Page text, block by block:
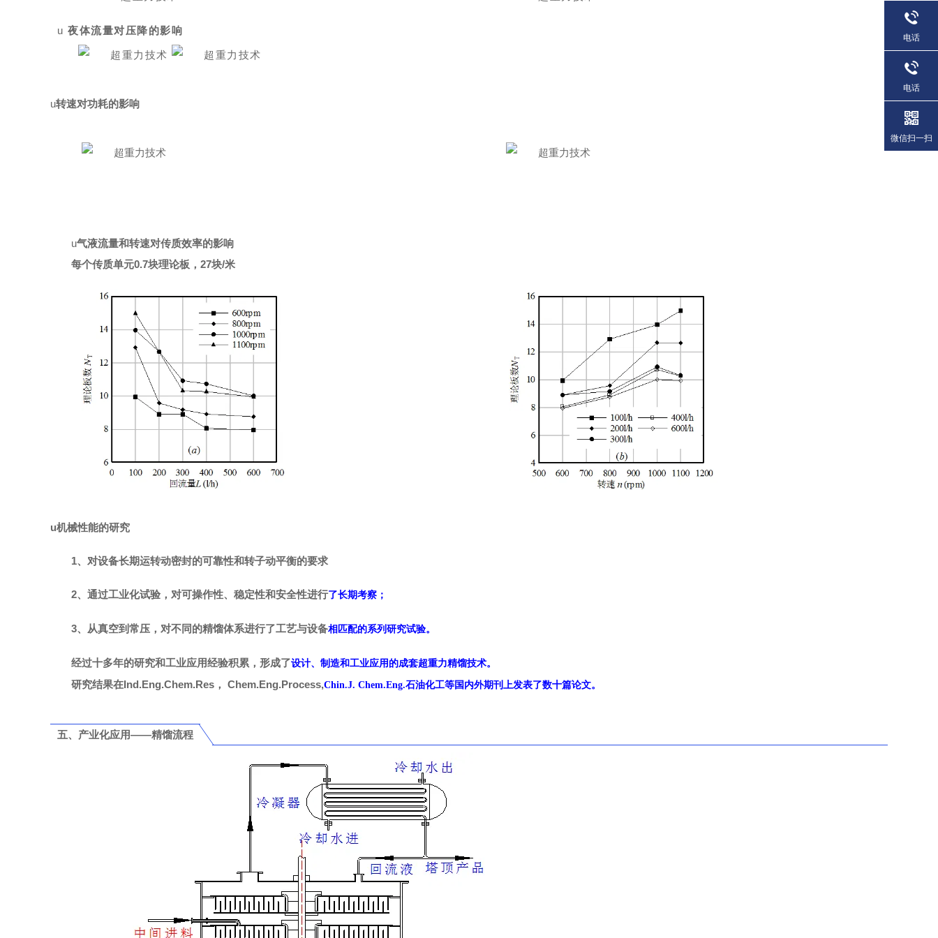
u 夜体流量对压降的影响
u转速对功耗的影响
u气液流量和转速对传质效率的影响
每个传质单元0.7块理论板， 27块/米
u机械性能的研究
1、对设备长期运转动密封的可靠性和转子动平衡的要求
2、通过工业化试验，对可操作性、稳定性和安全性进行了长期考察；
3、从真空到常压，对不同的精馏体系进行了工艺与设备相匹配的系列研究试验。
经过十多年的研究和工业应用经验积累，形成了设计、制造和工业应用的成套超重力精馏技术。
研究结果在Ind.Eng.Chem.Res， Chem.Eng.Process,Chin.J. Chem.Eng.石油化工等国内外期刊上发表了数十篇论文。
五、产业化应用——精馏流程
电话
电话
微信扫一扫